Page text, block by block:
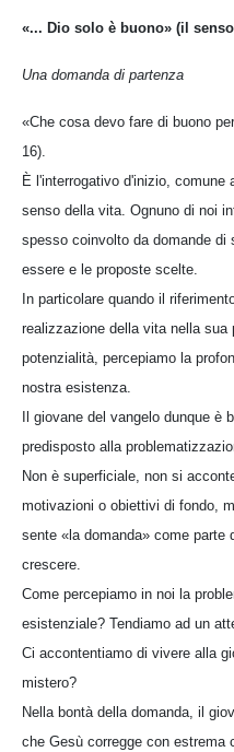
«... Dio solo è buono» (il
Una domanda di partenza
«Che cosa devo fare di buono
16).
È l'interrogativo d'inizio, comune
senso della vita. Ognuno di noi
spesso coinvolto da domande
essere e le proposte scelte.
In particolare quando il
realizzazione della vita nella
potenzialità, percepiamo la
nostra esistenza.
Il giovane del vangelo dunque
predisposto alla
Non è superficiale, non si
motivazioni o obiettivi di fondo,
sente «la domanda» come
crescere.
Come percepiamo in noi la
esistenziale? Tendiamo ad un
Ci accontentiamo di vivere alla
mistero?
Nella bontà della domanda, il
che Gesù corregge con